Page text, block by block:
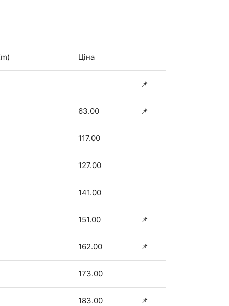
Ціна
📌
63.00 📌
117.00
127.00
141.00
151.00 📌
162.00 📌
173.00
183.00 📌